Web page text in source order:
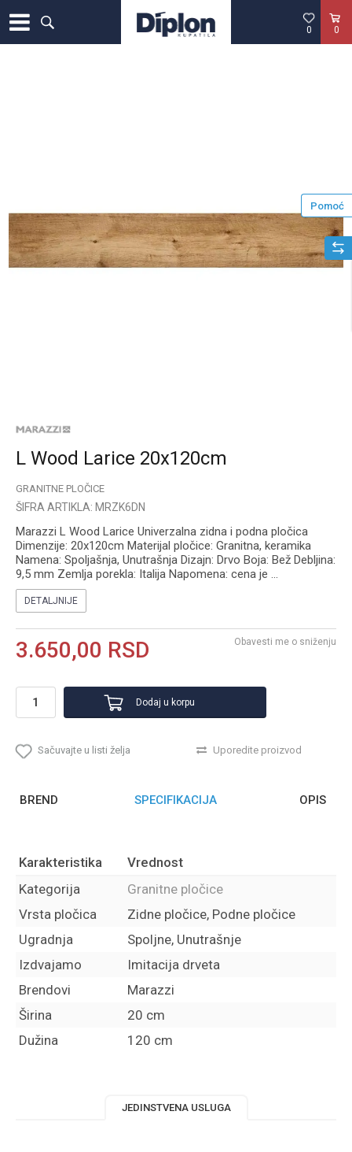
0
0
L Wood Larice 20x120cm
GRANITNE PLOČICE
ŠIFRA ARTIKLA: MRZK6DN
Marazzi L Wood Larice Univerzalna zidna i podna pločica
Dimenzije: 20x120cm Materijal pločice: Granitna, keramika
Namena: Spoljašnja, Unutrašnja Dizajn: Drvo Boja: Bež Debljina:
9,5 mm Zemlja porekla: Italija Napomena: cena je ...
DETALJNIJE
3.650,00 RSD Obavesti me o sniženju
Dodaj u korpu
Sačuvajte u listi želja Uporedite proizvod
Pomoć
BREND SPECIFIKACIJA OPIS
Karakteristika
Vrednost
Kategorija
Granitne pločice
Vrsta pločica
Zidne pločice, Podne pločice
Ugradnja
Spoljne, Unutrašnje
Izdvajamo
Imitacija drveta
Brendovi
Marazzi
Širina
20 cm
Dužina
120 cm
JEDINSTVENA USLUGA